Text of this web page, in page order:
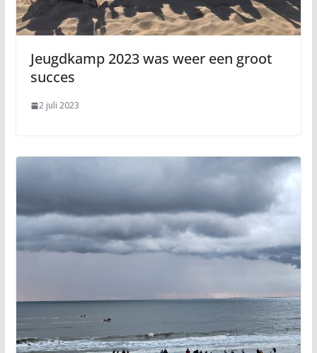
Jeugdkamp 2023 was weer een groot
succes
2 juli 2023